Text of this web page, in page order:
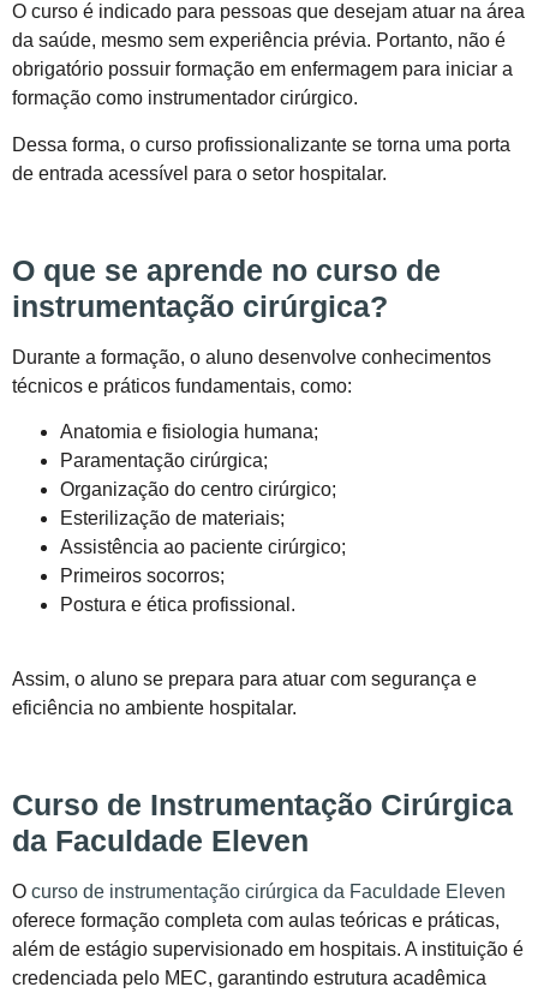
O curso é indicado para pessoas que desejam atuar na área
da saúde, mesmo sem experiência prévia. Portanto, não é
obrigatório possuir formação em enfermagem para iniciar a
formação como instrumentador cirúrgico.
Dessa forma, o curso profissionalizante se torna uma porta
de entrada acessível para o setor hospitalar.
O que se aprende no curso de
instrumentação cirúrgica?
Durante a formação, o aluno desenvolve conhecimentos
técnicos e práticos fundamentais, como:
Anatomia e fisiologia humana;
Paramentação cirúrgica;
Organização do centro cirúrgico;
Esterilização de materiais;
Assistência ao paciente cirúrgico;
Primeiros socorros;
Postura e ética profissional.
Assim, o aluno se prepara para atuar com segurança e
eficiência no ambiente hospitalar.
Curso de Instrumentação Cirúrgica
da Faculdade Eleven
O curso de instrumentação cirúrgica da Faculdade Eleven
oferece formação completa com aulas teóricas e práticas,
além de estágio supervisionado em hospitais. A instituição é
credenciada pelo MEC, garantindo estrutura acadêmica